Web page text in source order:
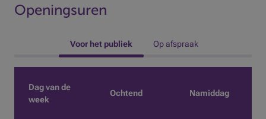
Openingsuren
Voor het publiek Op afspraak
Dag van de
week
Ochtend Namiddag